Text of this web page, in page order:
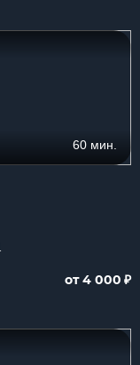
60 мин.
от 4 000 ₽